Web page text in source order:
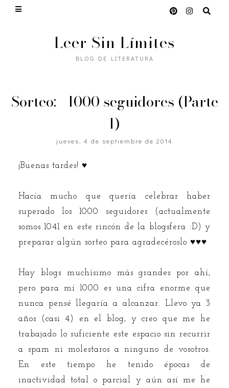
Leer Sin Límites
BLOG DE LITERATURA
Sorteo: +1000 seguidores (Parte
I)
jueves, 4 de septiembre de 2014
¡Buenas tardes! ♥
Hacía mucho que quería celebrar haber
superado los 1000 seguidores (actualmente
somos 1041 en este rincón de la blogsfera :D) y
preparar algún sorteo para agradecéroslo ♥♥♥
Hay blogs muchísimo más grandes por ahí,
pero para mí 1000 es una cifra enorme que
nunca pensé llegaría a alcanzar. Llevo ya 3
años (casi 4) en el blog, y creo que me he
trabajado lo suficiente este espacio sin recurrir
a spam ni molestaros a ninguno de vosotros.
En este tiempo he tenido épocas de
inactividad total o parcial y aún así me he